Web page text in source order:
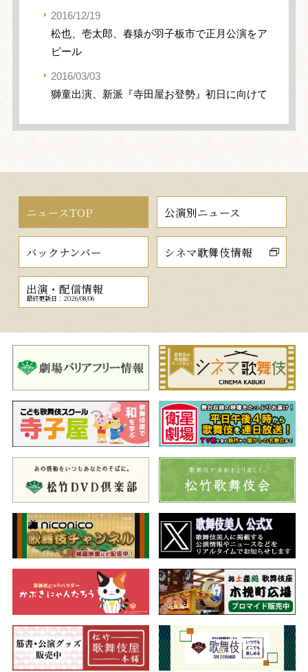
2016/12/19
松也、壱太郎、春猿が羽子板市で正月公演をア
ピール
2016/03/03
獅童出演、新派『寺田屋お登勢』初日に向けて
ニュースTOP 公演別ニュース
バックナンバー シネマ歌舞伎情報
出演・配信情報
最終更新日：2026/08/06